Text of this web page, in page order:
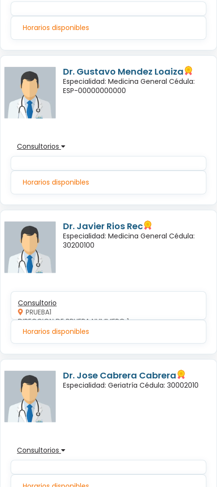
Horarios disponibles
Dr. Gustavo Mendez Loaiza
Especialidad: Medicina General Cédula:
ESP-00000000000
Consultorios
Horarios disponibles
Dr. Javier Rios Rec
Especialidad: Medicina General Cédula:
30200100
Consultorio
PRUEBA1
DIRECCION DE PRUEBA NUMMERO 1
Horarios disponibles
Dr. Jose Cabrera Cabrera
Especialidad: Geriatría Cédula: 30002010
Consultorios